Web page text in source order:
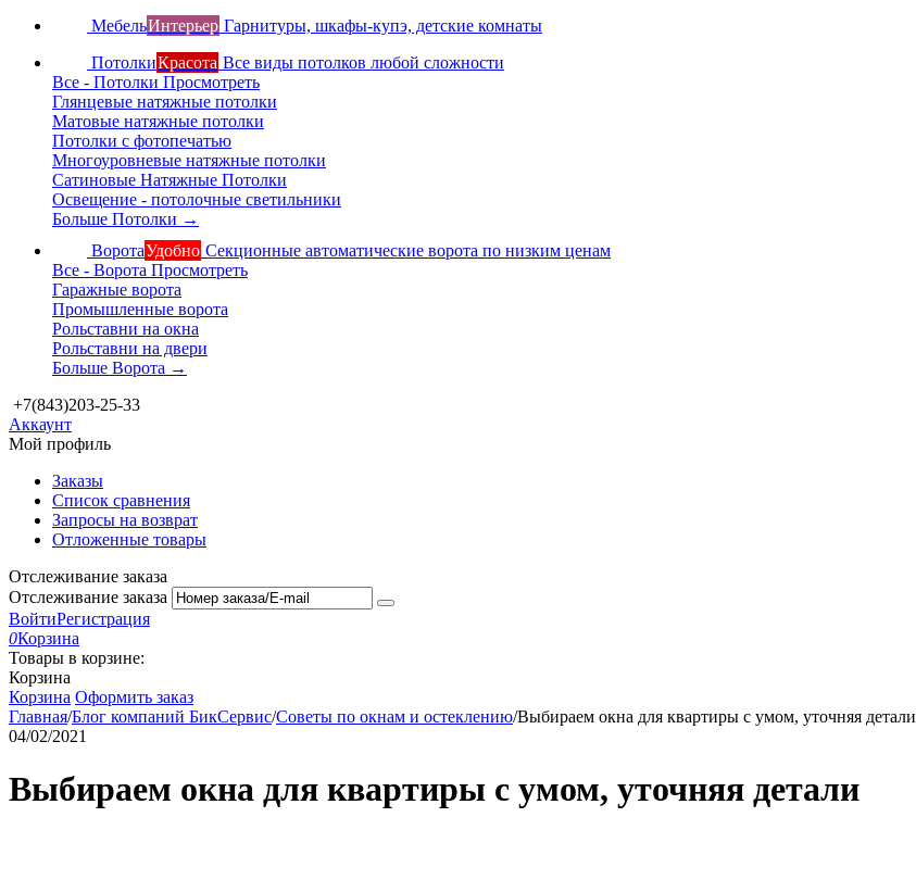
МебельИнтерьер Гарнитуры, шкафы-купэ, детские комнаты
ПотолкиКрасота Все виды потолков любой сложности
Все - Потолки Просмотреть
Глянцевые натяжные потолки
Матовые натяжные потолки
Потолки с фотопечатью
Многоуровневые натяжные потолки
Сатиновые Натяжные Потолки
Освещение - потолочные светильники
Больше Потолки →
ВоротаУдобно Секционные автоматические ворота по низким ценам
Все - Ворота Просмотреть
Гаражные ворота
Промышленные ворота
Рольставни на окна
Рольставни на двери
Больше Ворота →
+7(843)203-25-33
Аккаунт
Мой профиль
Заказы
Список сравнения
Запросы на возврат
Отложенные товары
Отслеживание заказа
Отслеживание заказа
ВойтиРегистрация
0Корзина
Товары в корзине:
Корзина
Корзина Оформить заказ
Главная/Блог компаний БикСервис/Советы по окнам и остеклению/Выбираем окна для квартиры с умом, уточняя детали
04/02/2021
Выбираем окна для квартиры с умом, уточняя детали